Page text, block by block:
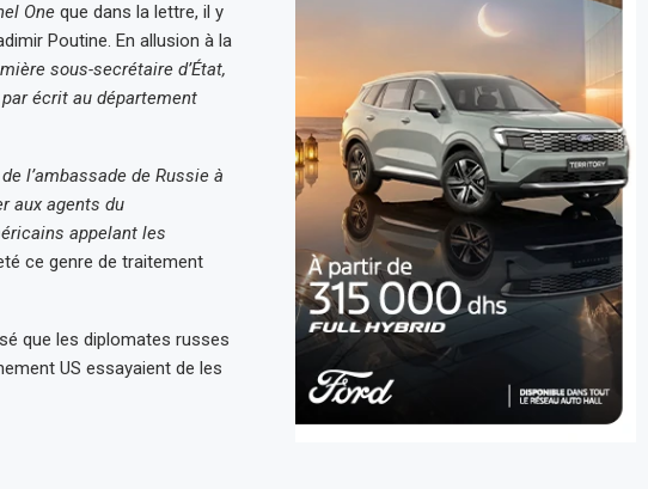
Oneque dans la lettre, il y
Poutine. En allusion à la
sous-secrétaire d’État,
écrit au département
l’ambassade de Russie à
aux agents du
appelant les
ce genre de traitement
que les diplomates russes
US essayaient de les